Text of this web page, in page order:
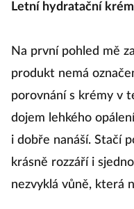
Letní hydratační
Na první pohled mě
produkt nemá
porovnání s krémy v
dojem lehkého
i dobře nanáší. Stačí
krásně rozzáří i
nezvyklá vůně, která